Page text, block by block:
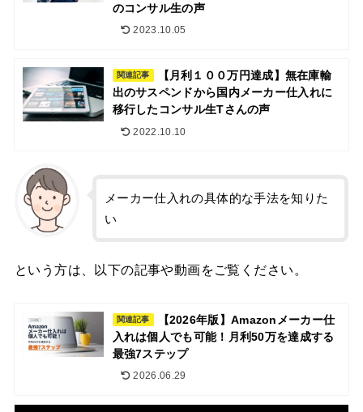
のコンサル生の声
2023.10.05
関連記事
【月利１００万円達成】無在庫輸
出のサスペンドから国内メーカー仕入れに
移行したコンサル生Tさんの声
2022.10.10
メーカー仕入れの具体的な手法を知りた
い
という方は、以下の記事や動画をご覧ください。
関連記事
【2026年版】Amazonメーカー仕
入れは個人でも可能！月利50万を達成する
最強7ステップ
2026.06.29